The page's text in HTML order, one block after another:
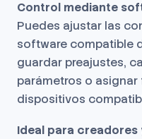
Control mediante
Puedes ajustar las
software compatible
guardar preajustes,
parámetros o
dispositivos
Ideal para creadores